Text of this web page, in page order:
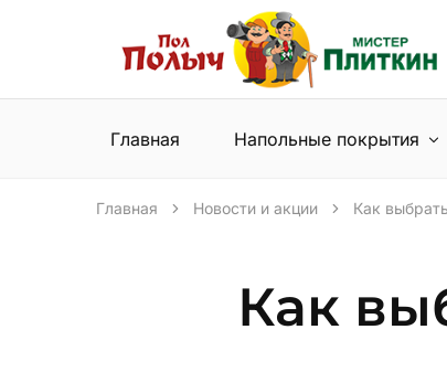
Пол
Полыч
Плиткин
Сеть
магазинов
и
керамической
Главная Напольные покрытия
Главная Новости и акции Как
Как